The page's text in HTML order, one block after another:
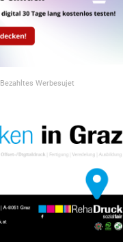
Bezahltes Werbesujet